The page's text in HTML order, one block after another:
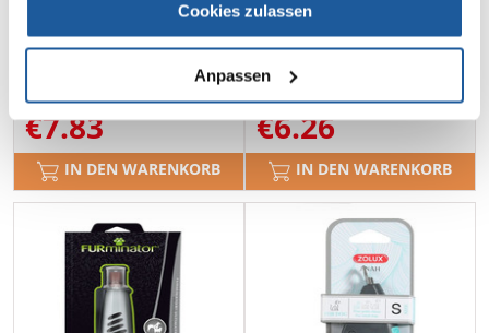
Cookies zulassen
Anpassen
Klauenschneider groß
€7.83
IN DEN WARENKORB
ZOLUX Anah Kleiner
Krallenschneider
€6.26
IN DEN WARENKORB